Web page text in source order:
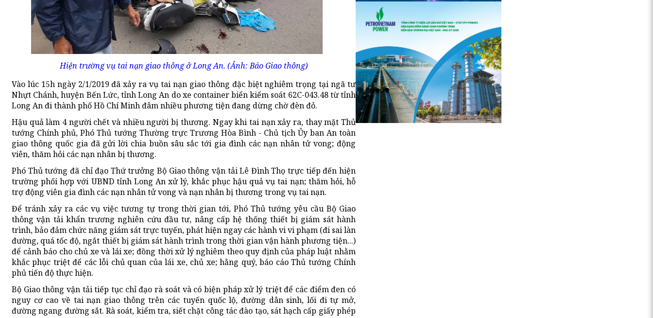
Hiện trường vụ tai nạn giao thông ở Long An. (Ảnh: Báo Giao thông)
Vào lúc 15h ngày 2/1/2019 đã xảy ra vụ tai nạn giao thông đặc biệt nghiêm trọng tại ngã tư
Nhựt Chánh, huyện Bến Lức, tỉnh Long An do xe container biển kiểm soát 62C-043.48 từ tỉnh
Long An đi thành phố Hồ Chí Minh đâm nhiều phương tiện đang dừng chờ đèn đỏ.
Hậu quả làm 4 người chết và nhiều người bị thương. Ngay khi tai nạn xảy ra, thay mặt Thủ
tướng Chính phủ, Phó Thủ tướng Thường trực Trương Hòa Bình - Chủ tịch Ủy ban An toàn
giao thông quốc gia đã gửi lời chia buồn sâu sắc tới gia đình các nạn nhân tử vong; động
viên, thăm hỏi các nạn nhân bị thương.
Phó Thủ tướng đã chỉ đạo Thứ trưởng Bộ Giao thông vận tải Lê Đình Thọ trực tiếp đến hiện
trường phối hợp với UBND tỉnh Long An xử lý, khắc phục hậu quả vụ tai nạn; thăm hỏi, hỗ
trợ động viên gia đình các nạn nhân tử vong và nạn nhân bị thương trong vụ tai nạn.
Để tránh xảy ra các vụ việc tương tự trong thời gian tới, Phó Thủ tướng yêu cầu Bộ Giao
thông vận tải khẩn trương nghiên cứu đầu tư, nâng cấp hệ thống thiết bị giám sát hành
trình, bảo đảm chức năng giám sát trực tuyến, phát hiện ngay các hành vi vi phạm (đi sai làn
đường, quá tốc độ, ngắt thiết bị giám sát hành trình trong thời gian vận hành phương tiện...)
để cảnh báo cho chủ xe và lái xe; đồng thời xử lý nghiêm theo quy định của pháp luật nhằm
khắc phục triệt để các lỗi chủ quan của lái xe, chủ xe; hằng quý, báo cáo Thủ tướng Chính
phủ tiến độ thực hiện.
Bộ Giao thông vận tải tiếp tục chỉ đạo rà soát và có biện pháp xử lý triệt để các điểm đen có
nguy cơ cao về tai nạn giao thông trên các tuyến quốc lộ, đường dân sinh, lối đi tự mở,
đường ngang đường sắt. Rà soát, kiểm tra, siết chặt công tác đào tạo, sát hạch cấp giấy phép